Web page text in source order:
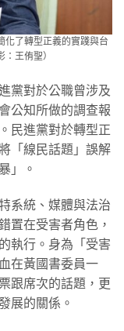
化了轉型正義的實踐與台
王侑聖）
黨對於公職曾涉及
公知所做的調查報
民進黨對於轉型正
「線民話題」誤解
」。
系統、媒體與法治
置在受害者角色，
執行。身為「受害
在黃國書委員一
跟席次的話題，更
展的關係。